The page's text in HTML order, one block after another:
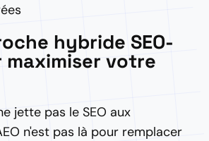
hybride SEO-
maximiser votre
jette pas le SEO aux
n'est pas là pour remplacer